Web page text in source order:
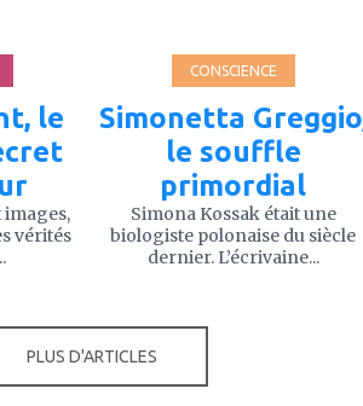
le
images,
vérités
CONSCIENCE
Simonetta
le souffle
primordial
Simona Kossak était une
biologiste polonaise du siècle
dernier. L’écrivaine...
PLUS D'ARTICLES